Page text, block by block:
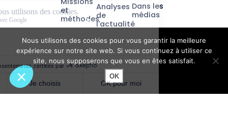
et
méthodes
gouvernance
Partenariats
Contact
Analyses
de
l'actualité
Tous
éducateurs
!
Dans les
médias
Nous utilisons des cookies pour vous garantir la meilleure
expérience sur notre site web. Si vous continuez à utiliser ce
site, nous supposerons que vous en êtes satisfait.
OK